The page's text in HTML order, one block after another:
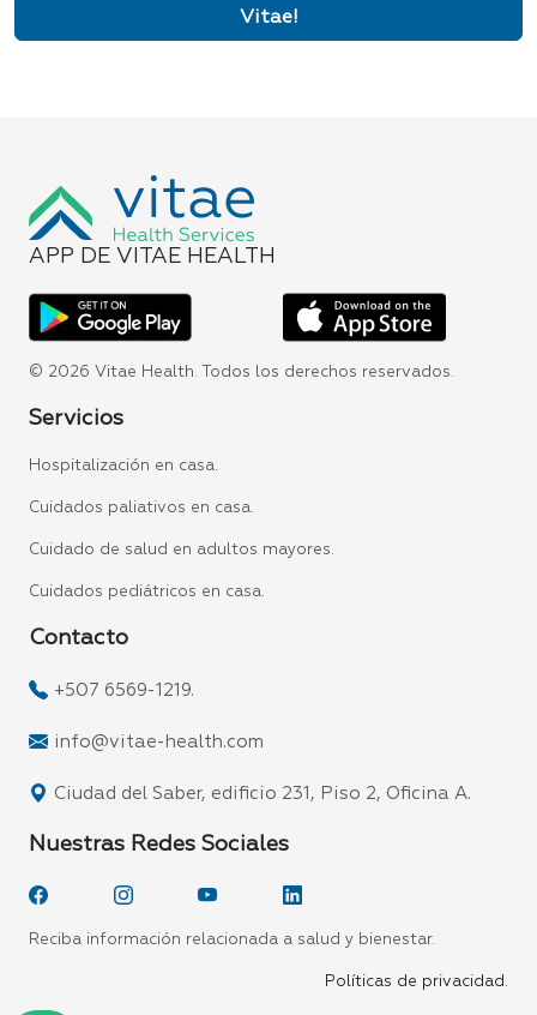
Vitae!
APP DE VITAE HEALTH
© 2026 Vitae Health. Todos los derechos reservados.
Servicios
Hospitalización en casa.
Cuidados paliativos en casa.
Cuidado de salud en adultos mayores.
Cuidados pediátricos en casa.
Contacto
+507 6569-1219.
info@vitae-health.com
Ciudad del Saber, edificio 231, Piso 2, Oficina A.
Nuestras Redes Sociales
Reciba información relacionada a salud y bienestar.
Políticas de privacidad.